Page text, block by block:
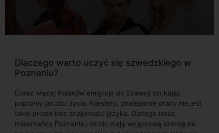
Dlaczego warto uczyć się szwedzkiego w
Poznaniu?
Coraz więcej Polaków emigruje do Szwecji szukając
poprawy jakości życia. Niestety, znalezienie pracy nie jest
takie proste bez znajomości języka. Dlatego teraz,
mieszkańcy Poznania i okolic mają wyjątkową szansę na